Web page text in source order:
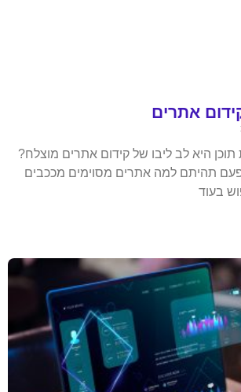
אתרים
היא לב ליבו של קידום אתרים מוצלח?
תהיתם למה אתרים מסוימים מככבים
בעוד